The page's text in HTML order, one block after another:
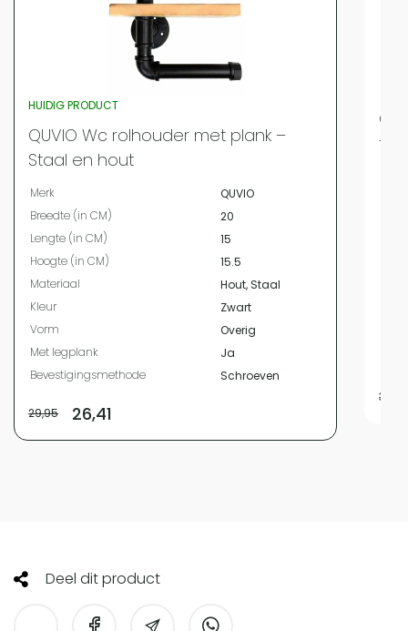
HUIDIG PRODUCT
QUVIO Wc rolhouder met plank –
Staal en hout
Merk
QUVIO
Breedte (in CM)
20
Lengte (in CM)
15
Hoogte (in CM)
15.5
Materiaal
Hout, Staal
Kleur
Zwart
Vorm
Overig
Met legplank
Ja
Bevestigingsmethode
Schroeven
29,95 26,41
Deel dit product